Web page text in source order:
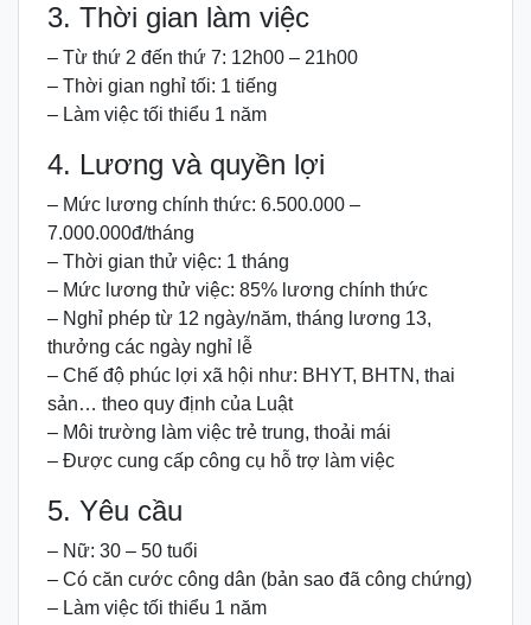
3. Thời gian làm việc
– Từ thứ 2 đến thứ 7: 12h00 – 21h00
– Thời gian nghỉ tối: 1 tiếng
– Làm việc tối thiểu 1 năm
4. Lương và quyền lợi
– Mức lương chính thức: 6.500.000 –
7.000.000đ/tháng
– Thời gian thử việc: 1 tháng
– Mức lương thử việc: 85% lương chính thức
– Nghỉ phép từ 12 ngày/năm, tháng lương 13,
thưởng các ngày nghỉ lễ
– Chế độ phúc lợi xã hội như: BHYT, BHTN, thai
sản… theo quy định của Luật
– Môi trường làm việc trẻ trung, thoải mái
– Được cung cấp công cụ hỗ trợ làm việc
5. Yêu cầu
– Nữ: 30 – 50 tuổi
– Có căn cước công dân (bản sao đã công chứng)
– Làm việc tối thiểu 1 năm